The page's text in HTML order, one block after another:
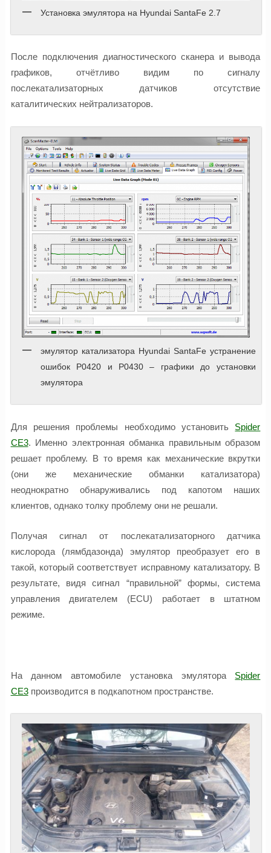
Установка эмулятора на Hyundai SantaFe 2.7
После подключения диагностического сканера и вывода
графиков, отчётливо видим по сигналу
послекатализаторных датчиков отсутствие
каталитических нейтрализаторов.
эмулятор катализатора Hyundai SantaFe устранение
ошибок P0420 и P0430 – графики до установки
эмулятора
Для решения проблемы необходимо установить Spider
CE3. Именно электронная обманка правильным образом
решает проблему. В то время как механические вкрутки
(они же механические обманки катализатора)
неоднократно обнаруживались под капотом наших
клиентов, однако толку проблему они не решали.
Получая сигнал от послекатализаторного датчика
кислорода (лямбдазонда) эмулятор преобразует его в
такой, который соответствует исправному катализатору. В
результате, видя сигнал “правильной” формы, система
управления двигателем (ECU) работает в штатном
режиме.
На данном автомобиле установка эмулятора Spider
CE3производится в подкапотном пространстве.